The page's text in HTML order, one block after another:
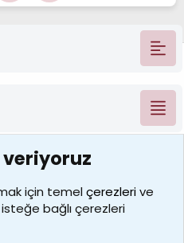
için temelçerezlerive
bağlı çerezleri